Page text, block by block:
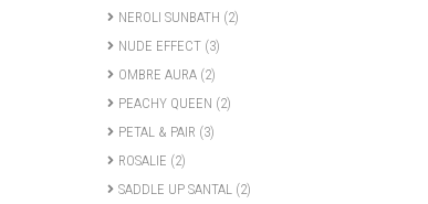
NEROLI SUNBATH (2)
NUDE EFFECT (3)
OMBRE AURA (2)
PEACHY QUEEN (2)
PETAL & PAIR (3)
ROSALIE (2)
SADDLE UP SANTAL (2)